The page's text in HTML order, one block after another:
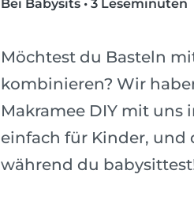
Bei Babysits • 3 Leseminuten
Möchtest du Basteln
kombinieren? Wir
Makramee DIY mit uns
einfach für Kinder, und
während du